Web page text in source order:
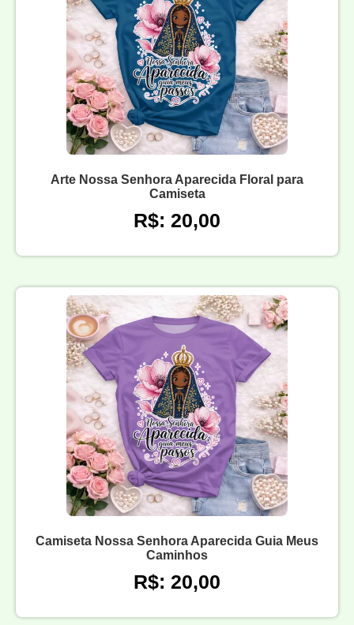
Arte Nossa Senhora Aparecida Floral para
Camiseta
R$: 20,00
Camiseta Nossa Senhora Aparecida Guia Meus
Caminhos
R$: 20,00